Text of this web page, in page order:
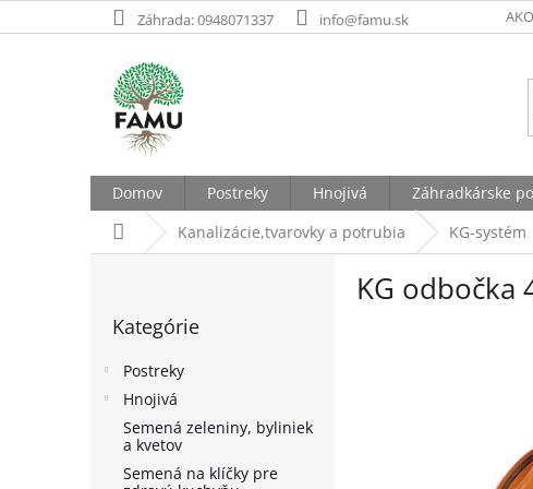
na
Záhrada: 0948071337 info@famu.sk
Domov Postreky Hnojivá Záhradkárske
DomovKanalizácie,tvarovky a potrubia KG-systém
kategórie
Kategórie
Postreky
Hnojivá
Semená zeleniny, byliniek
a kvetov
Semená na klíčky pre
KG odbočka